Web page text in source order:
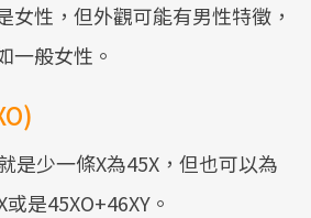
女性，但外觀可能有男性特徵，
一般女性。
是少一條X為45X，但也可以為
是45XO+46XY。